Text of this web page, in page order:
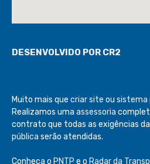
DESENVOLVIDO POR CR2
Muito mais que criar site ou sistema
Realizamos uma assessoria
contrato que todas as exigências
pública serão atendidas.
Conheça o PNTP e o Radar da